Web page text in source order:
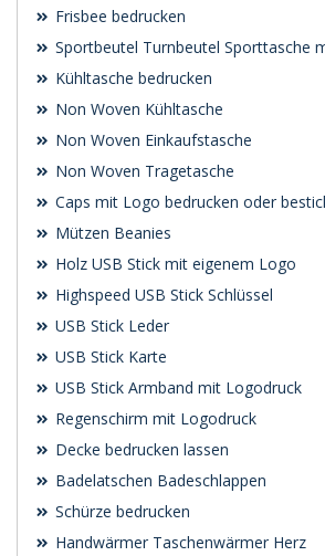
Frisbee bedrucken
Sportbeutel Turnbeutel Sporttasche
Kühltasche bedrucken
Non Woven Kühltasche
Non Woven Einkaufstasche
Non Woven Tragetasche
Caps mit Logo bedrucken oder
Mützen Beanies
Holz USB Stick mit eigenem Logo
Highspeed USB Stick Schlüssel
USB Stick Leder
USB Stick Karte
USB Stick Armband mit Logodruck
Regenschirm mit Logodruck
Decke bedrucken lassen
Badelatschen Badeschlappen
Schürze bedrucken
Handwärmer Taschenwärmer Herz